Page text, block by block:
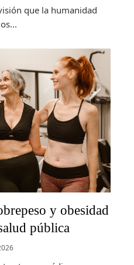
que la humanidad
y obesidad
pública